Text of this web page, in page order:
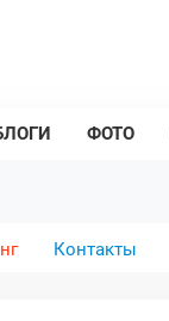
ФОТО
Контакты